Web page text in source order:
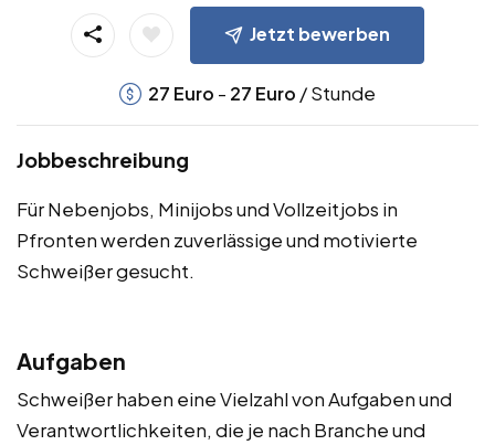
Jetzt bewerben
27 Euro - 27 Euro / Stunde
Jobbeschreibung
Für Nebenjobs, Minijobs und Vollzeitjobs in
Pfronten werden zuverlässige und motivierte
Schweißer gesucht.
Aufgaben
Schweißer haben eine Vielzahl von Aufgaben und
Verantwortlichkeiten, die je nach Branche und